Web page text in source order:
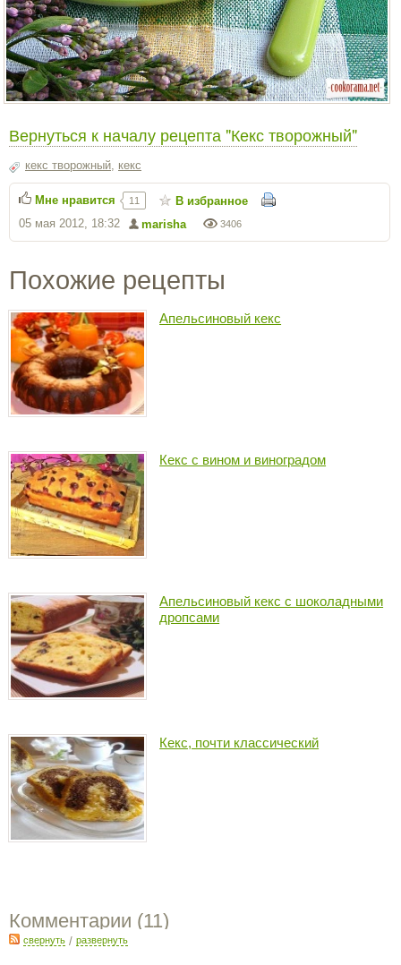
Вернуться к началу рецепта "Кекс творожный"
кекс творожный кекс
3406
marisha
05 мая 2012, 18:32
Мне нравится 11 В избранное
Похожие рецепты
Апельсиновый кекс
Кекс с вином и виноградом
Апельсиновый кекс с шоколадными
дропсами
Кекс, почти классический
Комментарии (11)
свернуть / развернуть